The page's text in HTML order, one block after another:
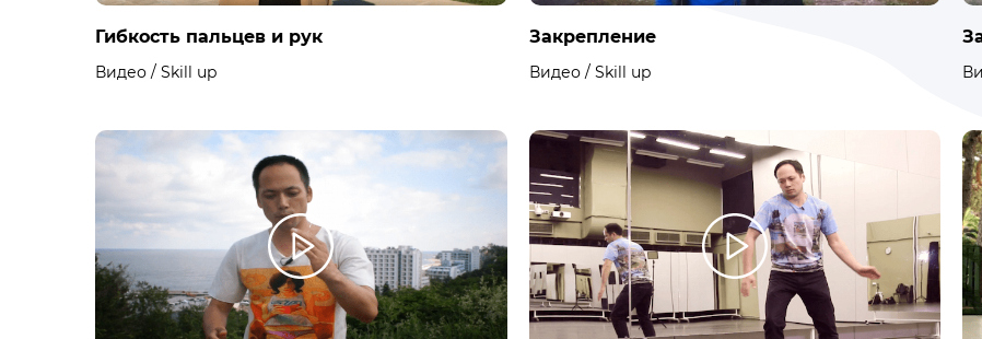
Гибкость пальцев и рук
Видео / Skill up
Закрепление
Видео / Skill up